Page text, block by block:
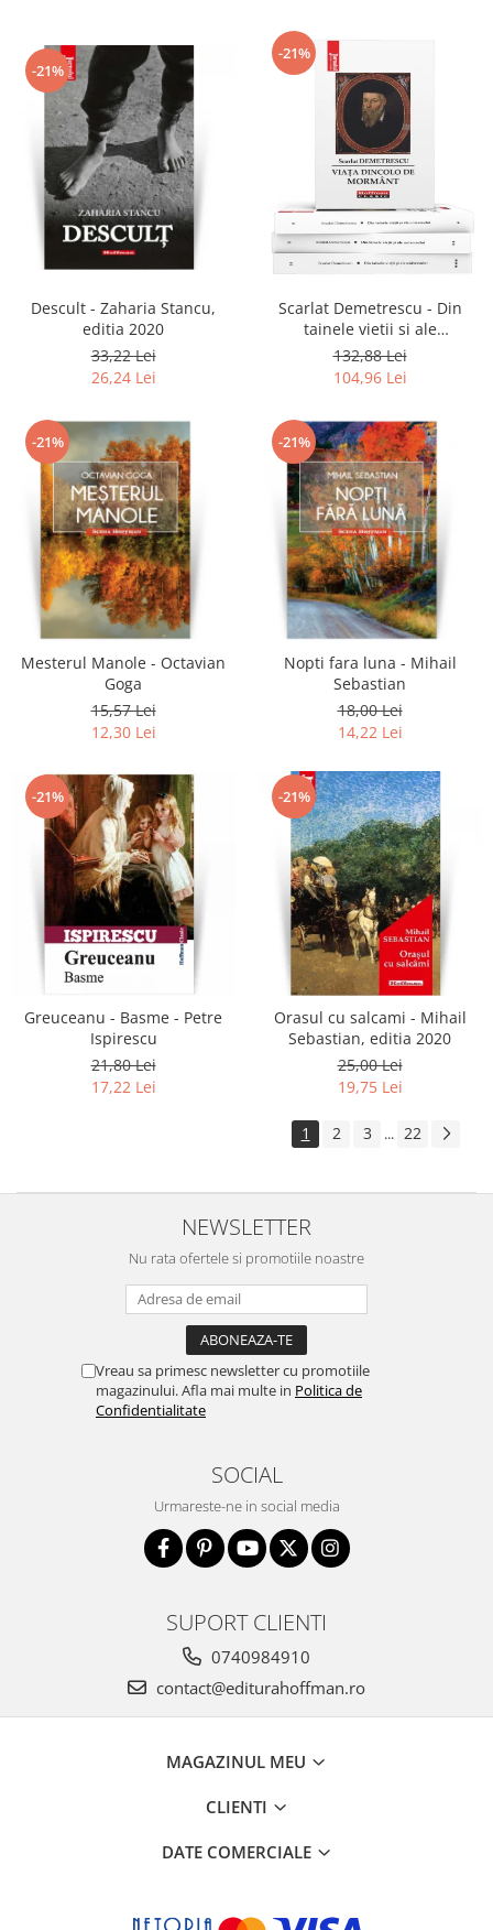
-21%
Descult - Zaharia Stancu,
editia 2020
33,22 Lei
26,24 Lei
-21%
Scarlat Demetrescu - Din
tainele vietii si ale
universului, Volumele I-III +
Viata dincolo de mormant
132,88 Lei
104,96 Lei
-21%
Mesterul Manole - Octavian
Goga
15,57 Lei
12,30 Lei
-21%
Nopti fara luna - Mihail
Sebastian
18,00 Lei
14,22 Lei
-21%
Greuceanu - Basme - Petre
Ispirescu
21,80 Lei
17,22 Lei
-21%
Orasul cu salcami - Mihail
Sebastian, editia 2020
25,00 Lei
19,75 Lei
1 2 3 ... 22
NEWSLETTER
Nu rata ofertele si promotiile noastre
Vreau sa primesc newsletter cu promotiile
magazinului. Afla mai multe in Politica de
Confidentialitate
SOCIAL
Urmareste-ne in social media
SUPORT CLIENTI
0740984910
contact@editurahoffman.ro
MAGAZINUL MEU
CLIENTI
DATE COMERCIALE